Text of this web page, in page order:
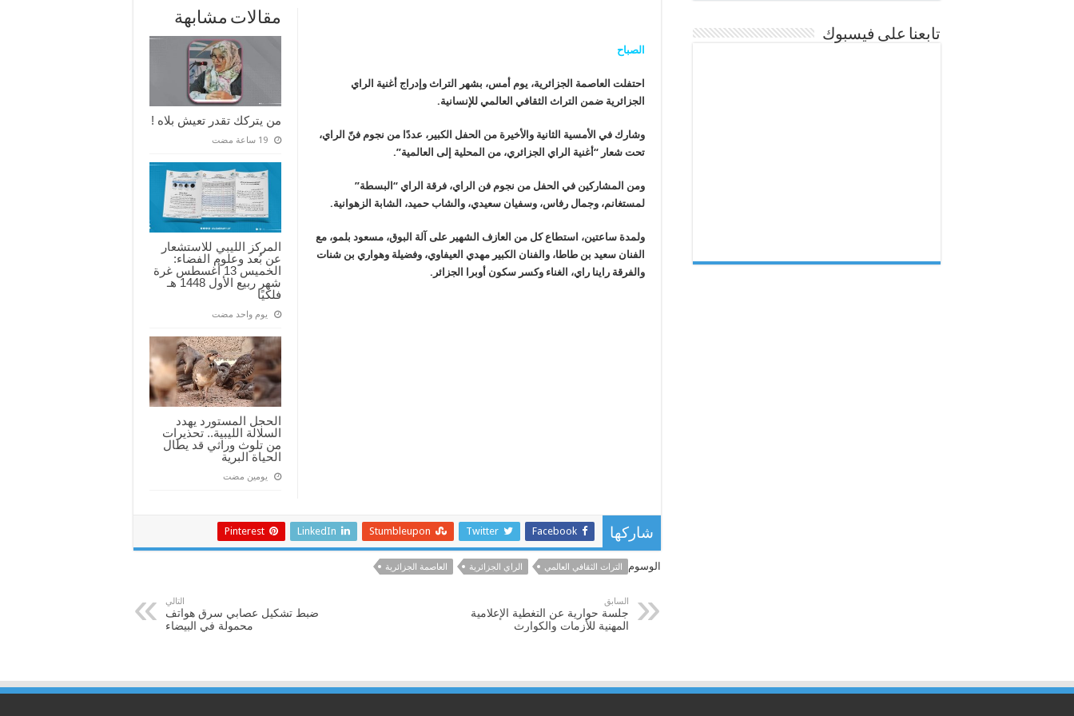
مقالات مشابهة
من يتركك تقدر تعيش بلاه !
المركز الليبي للاستشعار
عن بُعد وعلوم الفضاء:
الخميس 13 أغسطس غرة
شهر ربيع الأول 1448 هـ
فلكيًا
‏يوم واحد مضت
الحجل المستورد يهدد
السلالة الليبية.. تحذيرات
من تلوث وراثي قد يطال
الحياة البرية
‏يومين مضت
الصباح
احتفلت العاصمة الجزائرية، يوم أمس، بشهر التراث وإدراج أغنية الراي
الجزائرية ضمن التراث الثقافي العالمي للإنسانية.
وشارك في الأمسية الثانية والأخيرة من الحفل الكبير، عددًا من نجوم فنّ الراي،
تحت شعار “أغنية الراي الجزائري، من المحلية إلى العالمية”.
ومن المشاركين في الحفل من نجوم فن الراي، فرقة الراي “البسطة”
لمستغانم، وجمال رفاس، وسفيان سعيدي، والشاب حميد، الشابة الزهوانية.
ولمدة ساعتين، استطاع كل من العازف الشهير على آلة البوق، مسعود بلمو، مع
الفنان سعيد بن طاطا، والفنان الكبير مهدي العيفاوي، وفضيلة وهواري بن شنات
والفرقة راينا راي، الغناء وكسر سكون أوبرا الجزائر.
شاركها Facebook
Twitter
Stumbleupon
LinkedIn
Pinterest
الوسوم التراث الثقافي العالمي الراي الجزائرية العاصمة الجزائرية
السابق
جلسة حوارية عن التغطية الإعلامية
المهنية للأزمات والكوارث
التالي
ضبط تشكيل عصابي سرق هواتف
محمولة في البيضاء
تابعنا على فيسبوك